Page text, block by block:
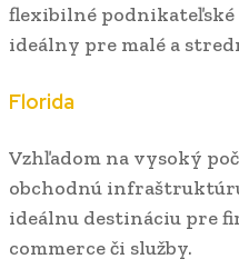
flexibilné podnikateľské
ideálny pre malé a
Florida
Vzhľadom na vysoký
obchodnú
ideálnu destináciu pre
commerce či služby.